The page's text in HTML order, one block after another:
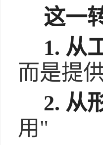
这一
1. 从
而是提
2. 从
用"